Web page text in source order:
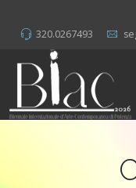
320.0267493